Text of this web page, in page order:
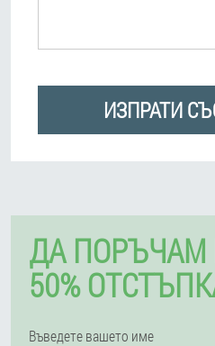
ИЗПРАТИ
ДА ПОРЪЧАМ
50%
Въведете вашето име